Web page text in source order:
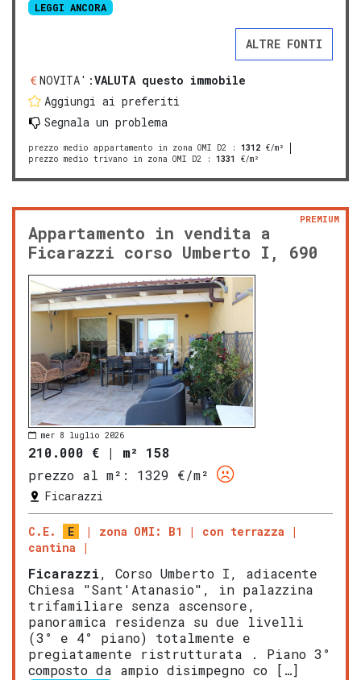
LEGGI ANCORA
ALTRE FONTI
NOVITA':VALUTA questo immobile
Aggiungi ai preferiti
Segnala un problema
prezzo medio appartamento in zona OMI D2 : 1312 €/m²
prezzo medio trivano in zona OMI D2 : 1331 €/m²
Appartamento in vendita a
Ficarazzi corso Umberto I, 690
PREMIUM
mer 8 luglio 2026
210.000 € | m² 158
prezzo al m²:
1329 €/m²
Ficarazzi
C.E. E zona OMI: B1
con terrazza
cantina
Ficarazzi, Corso Umberto I, adiacente
Chiesa "Sant'Atanasio", in palazzina
trifamiliare senza ascensore,
panoramica residenza su due livelli
(3° e 4° piano) totalmente e
pregiatamente ristrutturata . Piano 3°
composto da ampio disimpegno co […]